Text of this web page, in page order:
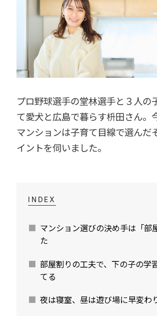
プロ野球選手の堂林選手と３人の
て愛犬と広島で暮らす枡田さん。
マンションは子育て目線で選んだ
イントを伺いました。
INDEX
マンション選びの決め手は「部
た
部屋割りの工夫で、下の子の学
てる
夜は寝室、昼は遊び場に早変わ